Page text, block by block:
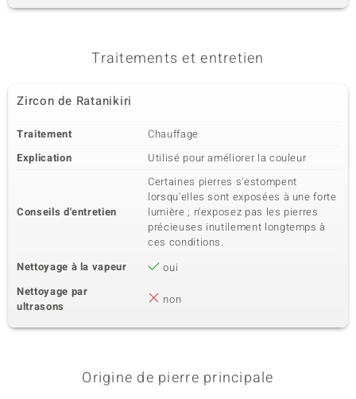
Traitements et entretien
Zircon de Ratanikiri
Traitement
Chauffage
Explication
Utilisé pour améliorer la couleur
Conseils d'entretien
Certaines pierres s'estompent
lorsqu'elles sont exposées à une forte
lumière ; n'exposez pas les pierres
précieuses inutilement longtemps à
ces conditions.
Nettoyage à la vapeur
oui
Nettoyage par
ultrasons
non
Origine de pierre principale